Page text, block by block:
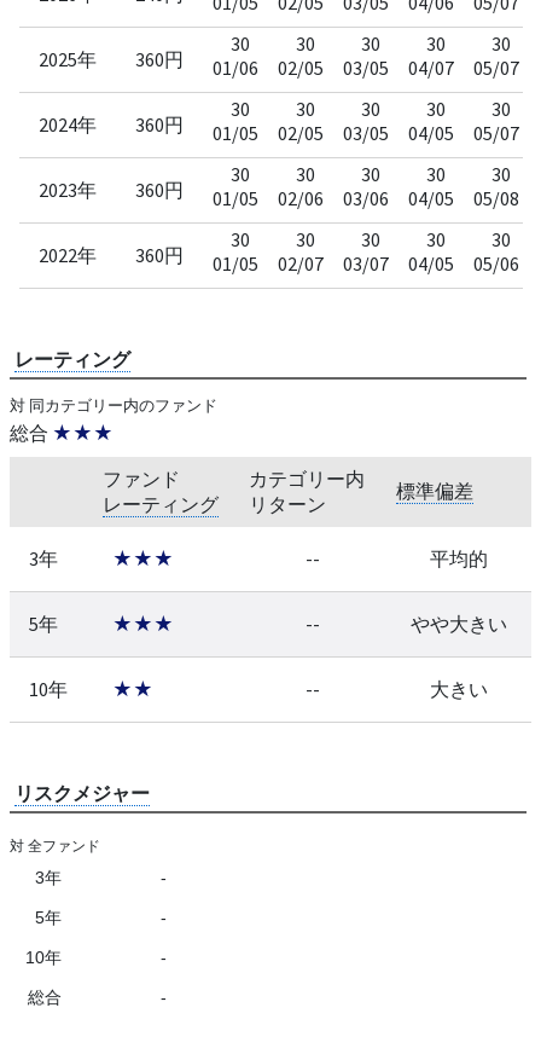
2025年 360円
30
01/06
30
02/05
30
03/05
30
04/07
30
05/07
2024年 360円
30
01/05
30
02/05
30
03/05
30
04/05
30
05/07
2023年 360円
30
01/05
30
02/06
30
03/06
30
04/05
30
05/08
2022年 360円
30
01/05
30
02/07
30
03/07
30
04/05
30
05/06
レーティング
対 同カテゴリー内のファンド
総合 ★★★
ファンド
レーティング
カテゴリー内
リターン
標準偏差
3年 ★★★ -- 平均的
5年 ★★★ -- やや大きい
10年 ★★ -- 大きい
リスクメジャー
対 全ファンド
3年 -
5年 -
10年 -
総合 -